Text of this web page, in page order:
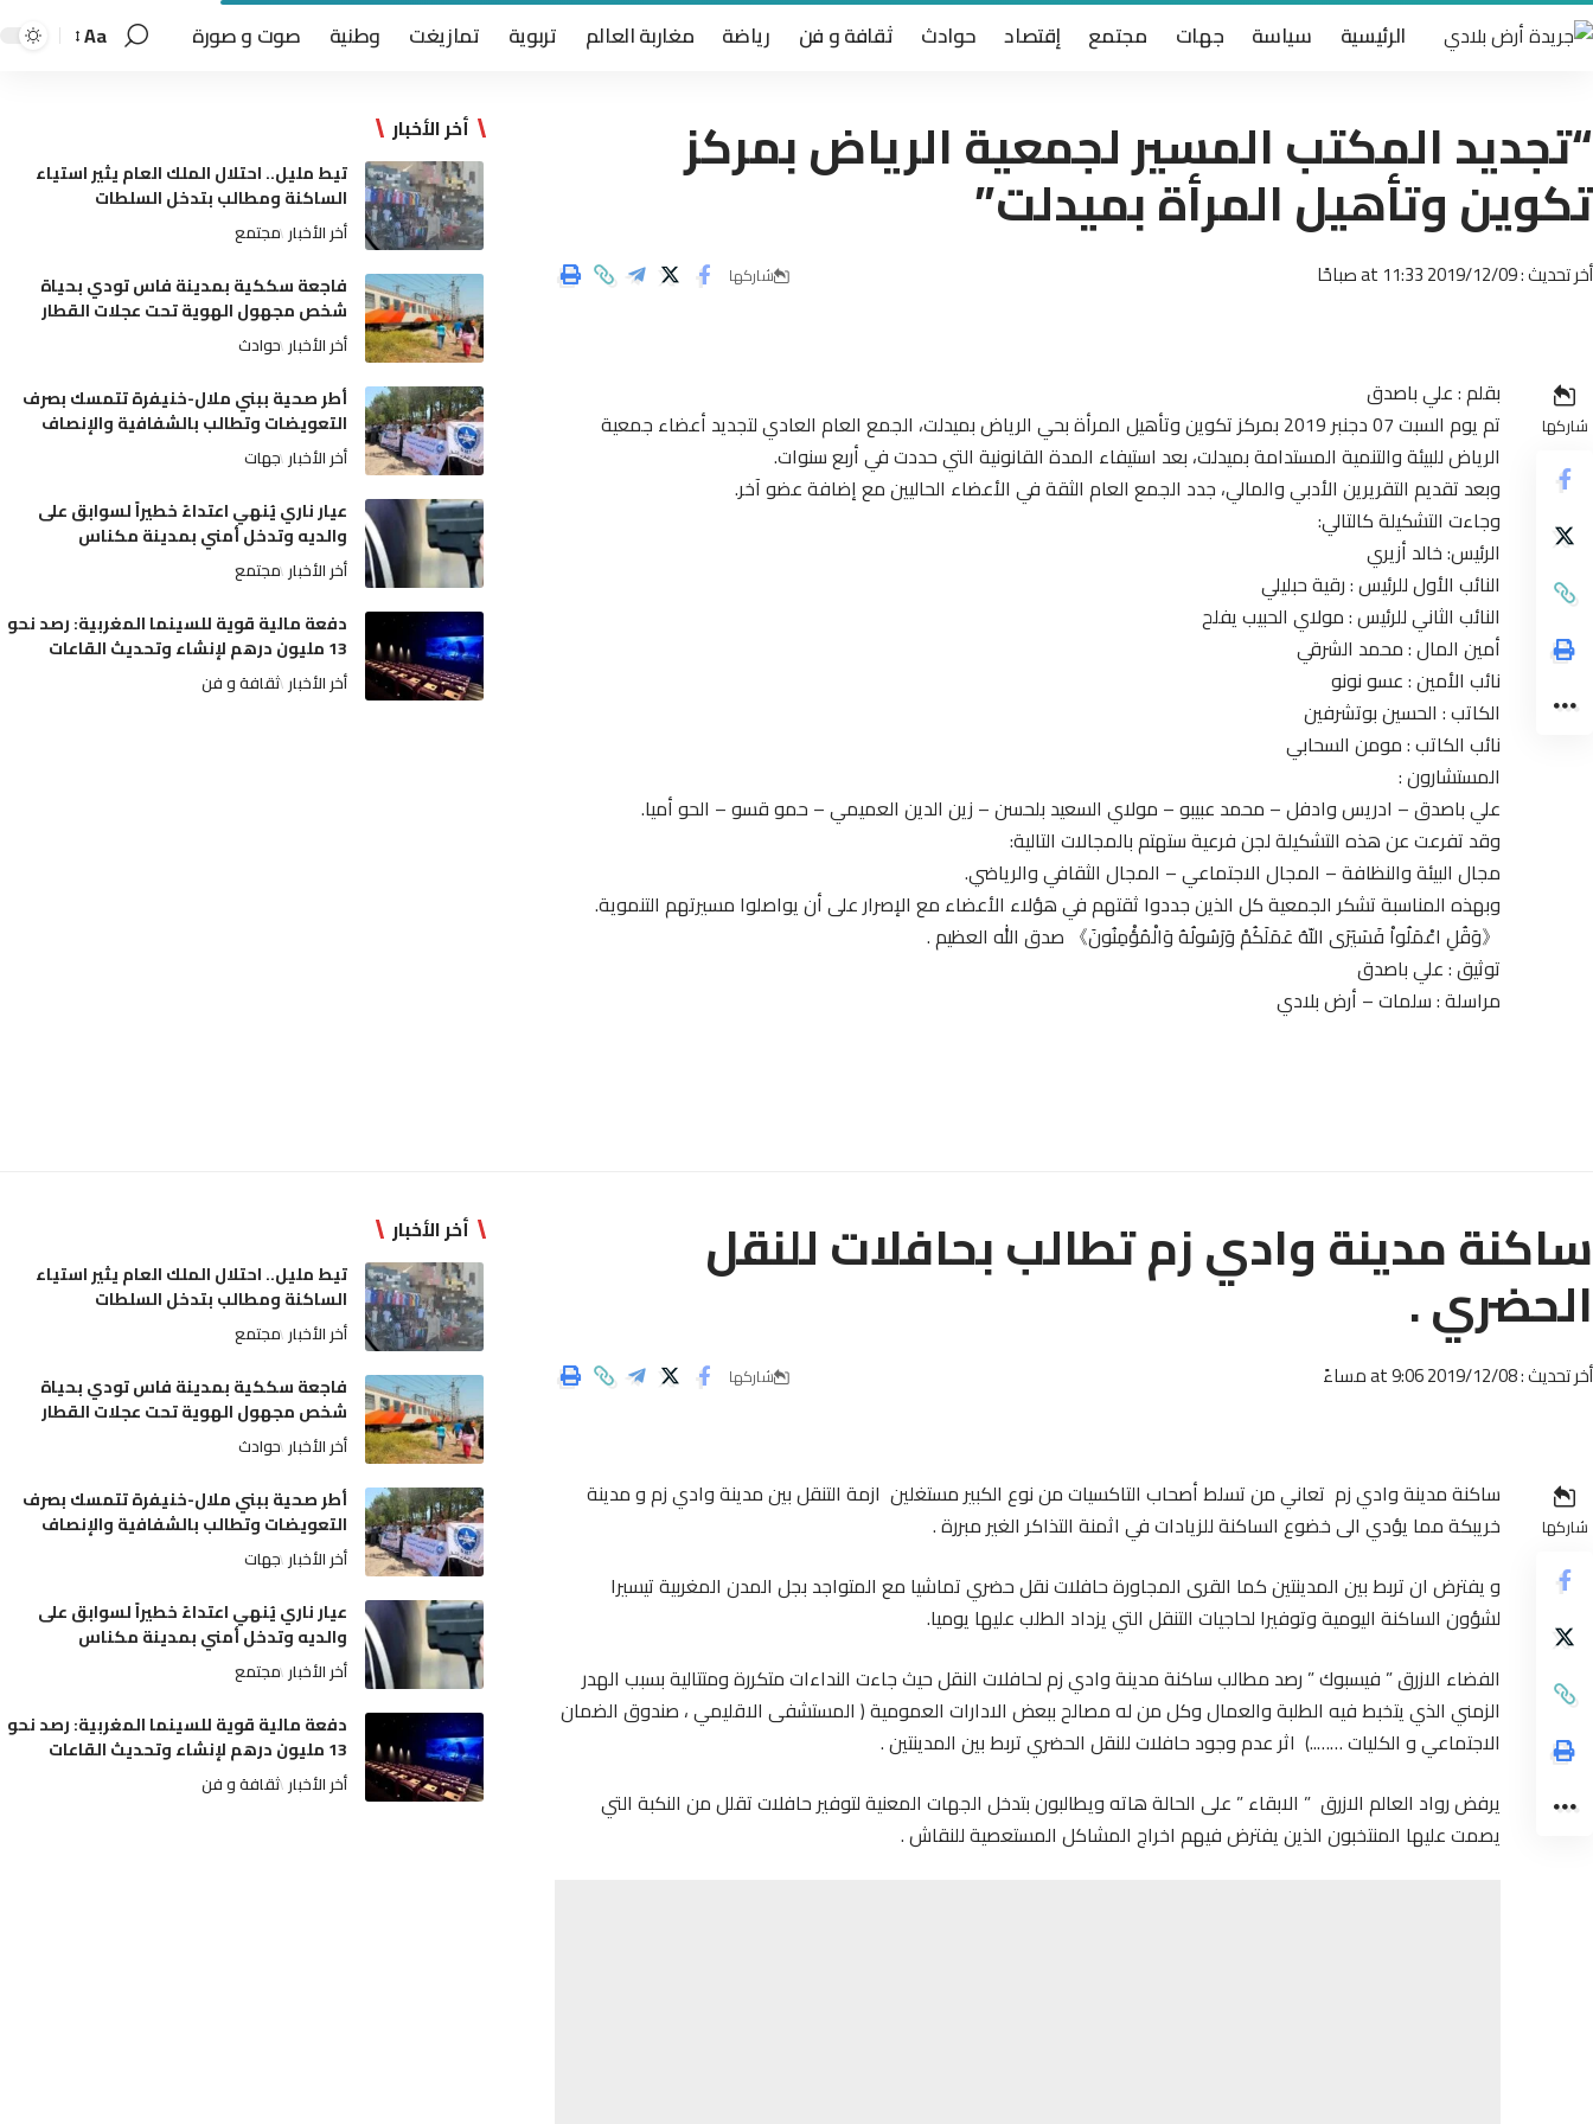
الرئيسية سياسة جهات مجتمع إقتصاد حوادث ثقافة و فن رياضة مغاربة العالم تربوية تمازيغت وطنية صوت و صورة Aa
“تجديد المكتب المسير لجمعية الرياض بمركز
تكوين وتأهيل المرأة بميدلت”
أخر تحديث : 2019/12/09 at 11:33 صباحًا شاركها
شاركها
بقلم : علي باصدق
تم يوم السبت 07 دجنبر 2019 بمركز تكوين وتأهيل المرأة بحي الرياض بميدلت، الجمع العام العادي لتجديد أعضاء جمعية
الرياض للبيئة والتنمية المستدامة بميدلت، بعد استيفاء المدة القانونية التي حددت في أربع سنوات.
وبعد تقديم التقريرين الأدبي والمالي، جدد الجمع العام الثقة في الأعضاء الحاليين مع إضافة عضو آخر.
وجاءت التشكيلة كالتالي:
الرئيس: خالد أزيري
النائب الأول للرئيس : رقية حبليلي
النائب الثاني للرئيس : مولاي الحبيب يفلح
أمين المال : محمد الشرقي
نائب الأمين : عسو نونو
الكاتب : الحسين بوتشرفين
نائب الكاتب : مومن السحابي
المستشارون :
علي باصدق – ادريس وادفل – محمد عبيبو – مولاي السعيد بلحسن – زين الدين العميمي – حمو قسو – الحو أميا.
وقد تفرعت عن هذه التشكيلة لجن فرعية ستهتم بالمجالات التالية:
مجال البيئة والنظافة – المجال الاجتماعي – المجال الثقافي والرياضي.
وبهذه المناسبة تشكر الجمعية كل الذين جددوا ثقتهم في هؤلاء الأعضاء مع الإصرار على أن يواصلوا مسيرتهم التنموية.
《وَقُلِ اعْمَلُواْ فَسَيَرَى اللّهُ عَمَلَكُمْ وَرَسُولُهُ وَالْمُؤْمِنُونَ》 صدق الله العظيم .
توثيق : علي باصدق
مراسلة : سلمات – أرض بلادي
أخر الأخبار
تيط مليل.. احتلال الملك العام يثير استياء
الساكنة ومطالب بتدخل السلطات
أخر الأخبار مجتمع
فاجعة سككية بمدينة فاس تودي بحياة
شخص مجهول الهوية تحت عجلات القطار
أخر الأخبار حوادث
أطر صحية ببني ملال-خنيفرة تتمسك بصرف
التعويضات وتطالب بالشفافية والإنصاف
أخر الأخبار جهات
عيار ناري يُنهي اعتداءً خطيراً لسوابق على
والديه وتدخل أمني بمدينة مكناس
أخر الأخبار مجتمع
دفعة مالية قوية للسينما المغربية: رصد نحو
13 مليون درهم لإنشاء وتحديث القاعات
أخر الأخبار ثقافة و فن
ساكنة مدينة وادي زم تطالب بحافلات للنقل
الحضري .
أخر تحديث : 2019/12/08 at 9:06 مساءً شاركها
شاركها
ساكنة مدينة وادي زم تعاني من تسلط أصحاب التاكسيات من نوع الكبير مستغلين ازمة التنقل بين مدينة وادي زم و مدينة
خريبكة مما يؤدي الى خضوع الساكنة للزيادات في اثمنة التذاكر الغير مبررة .
و يفترض ان تربط بين المدينتين كما القرى المجاورة حافلات نقل حضري تماشيا مع المتواجد بجل المدن المغربية تيسيرا
لشؤون الساكنة اليومية وتوفيرا لحاجيات التنقل التي يزداد الطلب عليها يوميا.
الفضاء الازرق ” فيسبوك ” رصد مطالب ساكنة مدينة وادي زم لحافلات النقل حيث جاءت النداءات متكررة ومتتالية بسبب الهدر
الزمني الذي يتخبط فيه الطلبة والعمال وكل من له مصالح ببعض الادارات العمومية ( المستشفى الاقليمي ، صندوق الضمان
الاجتماعي و الكليات ……..) اثر عدم وجود حافلات للنقل الحضري تربط بين المدينتين .
يرفض رواد العالم الازرق ” الابقاء ” على الحالة هاته ويطالبون بتدخل الجهات المعنية لتوفير حافلات تقلل من النكبة التي
يصمت عليها المنتخبون الذين يفترض فيهم اخراج المشاكل المستعصية للنقاش .
أخر الأخبار
تيط مليل.. احتلال الملك العام يثير استياء
الساكنة ومطالب بتدخل السلطات
أخر الأخبار مجتمع
فاجعة سككية بمدينة فاس تودي بحياة
شخص مجهول الهوية تحت عجلات القطار
أخر الأخبار حوادث
أطر صحية ببني ملال-خنيفرة تتمسك بصرف
التعويضات وتطالب بالشفافية والإنصاف
أخر الأخبار جهات
عيار ناري يُنهي اعتداءً خطيراً لسوابق على
والديه وتدخل أمني بمدينة مكناس
أخر الأخبار مجتمع
دفعة مالية قوية للسينما المغربية: رصد نحو
13 مليون درهم لإنشاء وتحديث القاعات
أخر الأخبار ثقافة و فن